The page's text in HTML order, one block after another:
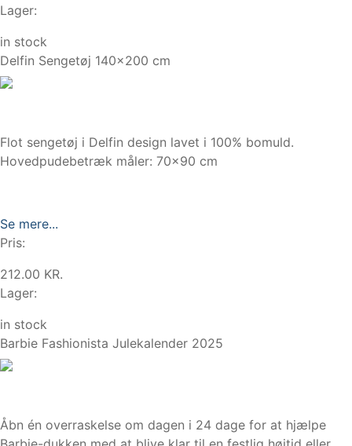
Lager:
in stock
Delfin Sengetøj 140x200 cm
Flot sengetøj i Delfin design lavet i 100% bomuld.
Hovedpudebetræk måler: 70×90 cm
Se mere...
Pris:
212.00 KR.
Lager:
in stock
Barbie Fashionista Julekalender 2025
Åbn én overraskelse om dagen i 24 dage for at hjælpe